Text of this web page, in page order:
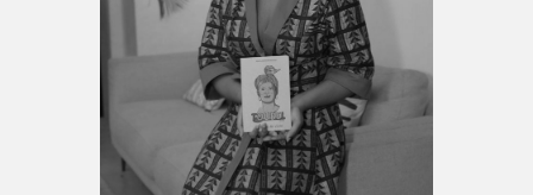
Espace enseignant·e·s
Espace pro